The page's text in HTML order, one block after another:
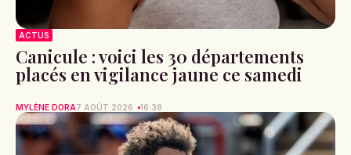
ACTUS
Canicule : voici les 30 départements
placés en vigilance jaune ce samedi
MYLÈNE DORA7 AOÛT 2026 16:38